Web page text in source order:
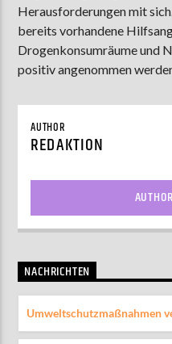
Herausforderungen mit
bereits vorhandene
Drogenkonsumräume und
positiv angenommen
AUTHOR
REDAKTION
NACHRICHTEN
Umweltschutzmaßnahmen